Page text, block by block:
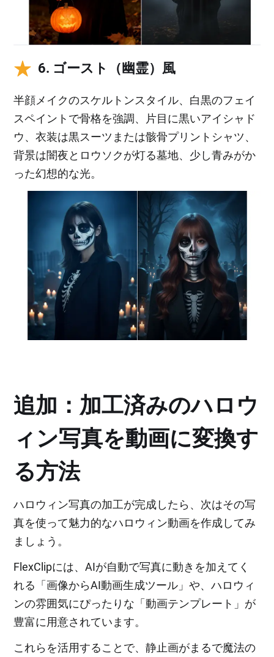
6. ゴースト（幽霊）風
半顔メイクのスケルトンスタイル、白黒のフェイ
スペイントで骨格を強調、片目に黒いアイシャド
ウ、衣装は黒スーツまたは骸骨プリントシャツ、
背景は闇夜とロウソクが灯る墓地、少し青みがか
った幻想的な光。
追加：加工済みのハロウ
ィン写真を動画に変換す
る方法
ハロウィン写真の加工が完成したら、次はその写
真を使って魅力的なハロウィン動画を作成してみ
ましょう。
FlexClipには、AIが自動で写真に動きを加えてく
れる「画像からAI動画生成ツール」や、ハロウィ
ンの雰囲気にぴったりな「動画テンプレート」が
豊富に用意されています。
これらを活用することで、静止画がまるで魔法の